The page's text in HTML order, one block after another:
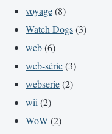
voyage(8)
Watch Dogs(3)
web(6)
web-série(3)
webserie(2)
wii (2)
WoW(2)